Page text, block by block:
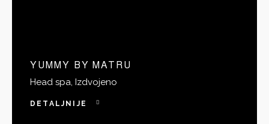
YUMMY BY MATRU
Head spa, Izdvojeno
DETALJNIJE